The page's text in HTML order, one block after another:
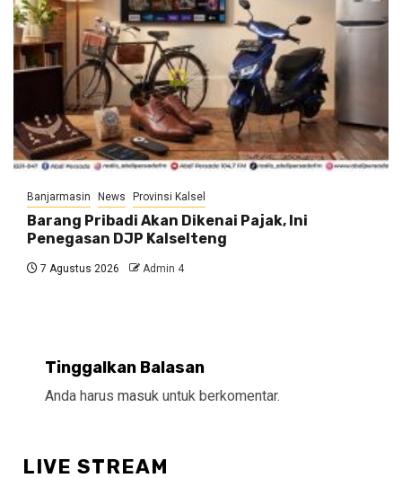
Banjarmasin News Provinsi Kalsel
Barang Pribadi Akan Dikenai Pajak, Ini
Penegasan DJP Kalselteng
7 Agustus 2026 Admin 4
Tinggalkan Balasan
Anda harus masuk untuk berkomentar.
LIVE STREAM